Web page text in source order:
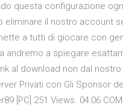
questa configurazione
eliminare il nostro account
a tutti di giocare con
andremo a spiegare
al download non dal
Privati con Gli Sponsor
[PC] 251 Views. 04:06